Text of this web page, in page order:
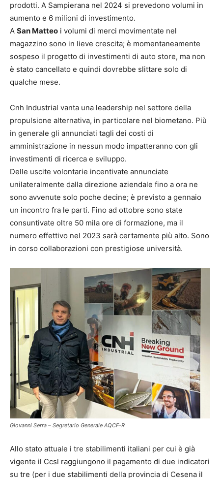
prodotti. A Sampierana nel 2024 si prevedono volumi in
aumento e 6 milioni di investimento.
A San Matteo i volumi di merci movimentate nel
magazzino sono in lieve crescita; è momentaneamente
sospeso il progetto di investimenti di auto store, ma non
è stato cancellato e quindi dovrebbe slittare solo di
qualche mese.
Cnh Industrial vanta una leadership nel settore della
propulsione alternativa, in particolare nel biometano. Più
in generale gli annunciati tagli dei costi di
amministrazione in nessun modo impatteranno con gli
investimenti di ricerca e sviluppo.
Delle uscite volontarie incentivate annunciate
unilateralmente dalla direzione aziendale fino a ora ne
sono avvenute solo poche decine; è previsto a gennaio
un incontro fra le parti. Fino ad ottobre sono state
consuntivate oltre 50 mila ore di formazione, ma il
numero effettivo nel 2023 sarà certamente più alto. Sono
in corso collaborazioni con prestigiose università.
Giovanni Serra – Segretario Generale AQCF-R
Allo stato attuale i tre stabilimenti italiani per cui è già
vigente il Ccsl raggiungono il pagamento di due indicatori
su tre (per i due stabilimenti della provincia di Cesena il